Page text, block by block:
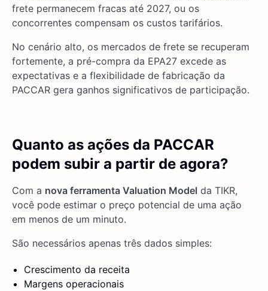
frete permanecem fracas até 2027, ou os
concorrentes compensam os custos tarifários.
No cenário alto, os mercados de frete se recuperam
fortemente, a pré-compra da EPA27 excede as
expectativas e a flexibilidade de fabricação da
PACCAR gera ganhos significativos de participação.
Quanto as ações da PACCAR
podem subir a partir de agora?
Com a nova ferramenta Valuation Model da TIKR,
você pode estimar o preço potencial de uma ação
em menos de um minuto.
São necessários apenas três dados simples:
Crescimento da receita
Margens operacionais